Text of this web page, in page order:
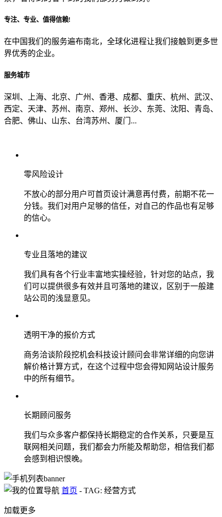
专注、专业、值得信赖!
在中国我们的服务遍布南北，全球化进程让我们接触到更多世
界优秀的企业。
服务城市
深圳、上海、北京、广州、香港、成都、重庆、杭州、武汉、
西定、天津、苏州、南京、郑州、长沙、东莞、沈阳、青岛、
合肥、佛山、山东、台湾苏州、厦门...
零风险设计
不放心的部分用户可首页设计满意再付费，前期不花一
分钱。我们对用户足够的信任，对自己的作品也有足够
的信心。
专业且落地的建议
我们具有各个行业丰富地实操经验，针对您的站点，我
们可以提供很多有效并且可落地的建议，区别于一般建
站公司的浅显意见。
透明干净的报价方式
商务洽谈阶段挖机会科技设计顾问会非常详细的向您讲
解价格计算方式，在这个过程中您会得知网站设计服务
中的所有细节。
长期顾问服务
我们与众多客户都保持长期稳定的合作关系，只要是互
联网相关问题，我们都会力所能及帮助您，相信我们都
会感到相识恨晚。
首页 - TAG: 经营方式
加载更多